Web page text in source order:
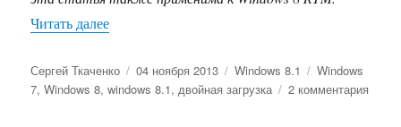
Читать далее«Как избавиться от лишней перезагрузки при
Автор
Сергей Ткаченко Опубликовано
04 ноября 2013 Рубрики
Windows 8.1 Метки
Windows
7,Windows 8,windows 8.1,двойная загрузка 2 комментария